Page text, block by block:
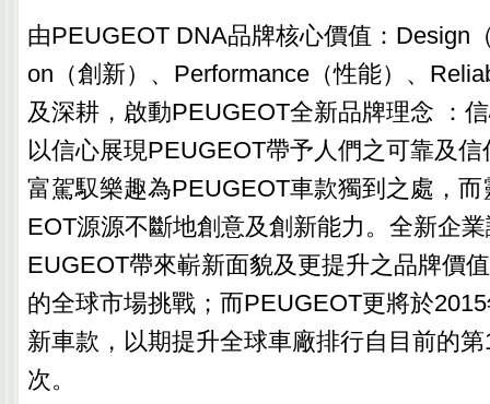
由PEUGEOT DNA品牌核心價值：Design
on（創新）、Performance（性能）、
及深耕，啟動PEUGEOT全新品牌理念 ：
以信心展現PEUGEOT帶予人們之可靠及
富駕馭樂趣為PEUGEOT車款獨到之處，
EOT源源不斷地創意及創新能力。全新企
EUGEOT帶來嶄新面貌及更提升之品牌價
的全球市場挑戰；而PEUGEOT更將於
新車款，以期提升全球車廠排行自目前的
次。